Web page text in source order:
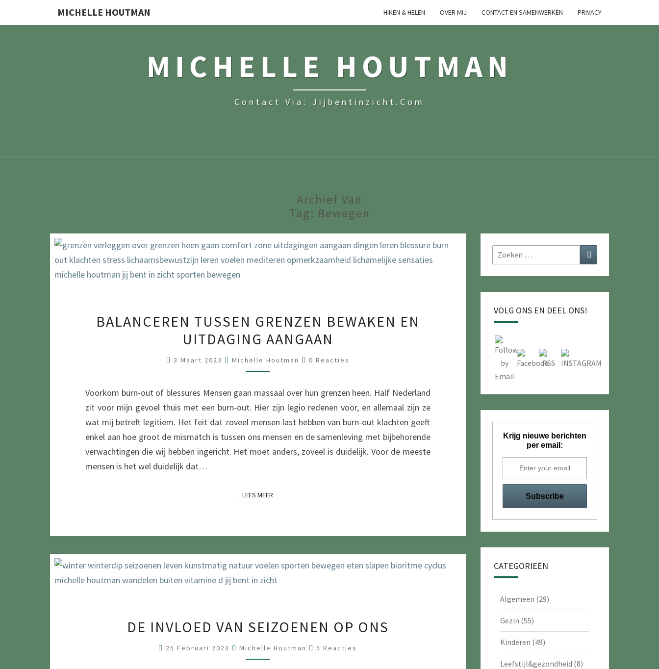
MICHELLE HOUTMAN HIKEN & HELEN OVER MIJ CONTACT EN SAMENWERKEN PRIVACY
MICHELLE HOUTMAN
Contact Via: Jijbentinzicht.com
Archief Van
Tag: Bewegen
TUSSEN
GRENZEN
EN
AANGAAN
BALANCEREN TUSSEN GRENZEN BEWAKEN EN
UITDAGING AANGAAN
3 Maart 2023 Michelle Houtman Reacties
0 Reacties
Voorkom burn-out of blessures Mensen gaan massaal over hun grenzen heen. Half Nederland
zit voor mijn gevoel thuis met een burn-out. Hier zijn legio redenen voor, en allemaal zijn ze
wat mij betreft legitiem. Het feit dat zoveel mensen last hebben van burn-out klachten geeft
enkel aan hoe groot de mismatch is tussen ons mensen en de samenleving met bijbehorende
verwachtingen die wij hebben ingericht. Het moet anders, zoveel is duidelijk. Voor de meeste
mensen is het wel duidelijk dat…
LEES MEER
INVLOED
VAN
SEIZOENEN
DE INVLOED VAN SEIZOENEN OP ONS
25 Februari 2023 Michelle Houtman Reacties
5 Reacties
Zoeken
naar:
Zoeken
VOLG ONS EN DEEL ONS!
Krijg nieuwe berichten
per email:
CATEGORIEËN
Algemeen (29)
Gezin (55)
Kinderen (49)
Leefstijl&gezondheid (8)